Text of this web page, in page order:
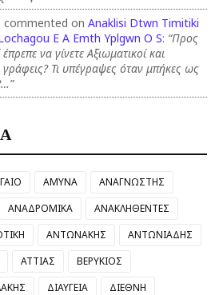
commented on Anaklisi Dtwn Timitiki
E A Emth Yplgwn O S: “Προς
να γίνετε Αξιωματικοί και
Τι υπέγραψες όταν μπήκες ως
ΑΜΥΝΑ
ΑΝΑΓΝΩΣΤΗΣ
ΑΝΑΔΡΟΜΙΚΑ
ΑΝΑΚΛΗΘΕΝΤΕΣ
ΑΝΤΩΝΑΚΗΣ
ΑΝΤΩΝΙΑΔΗΣ
ΑΤΤΙΑΣ
ΒΕΡΥΚΙΟΣ
ΔΙΑΥΓΕΙΑ
ΔΙΕΘΝΗ